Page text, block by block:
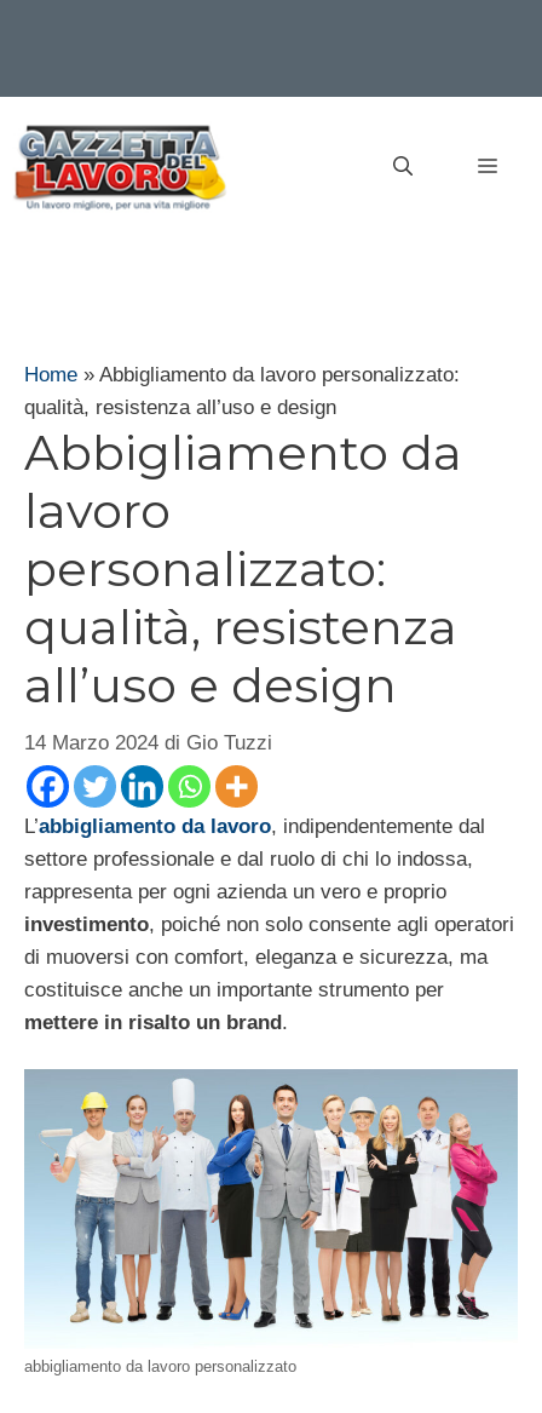
contenuto
Home » Abbigliamento da lavoro personalizzato:
qualità, resistenza all’uso e design
Abbigliamento da
lavoro
personalizzato:
qualità, resistenza
all’uso e design
14 Marzo 2024 di Gio Tuzzi
L’abbigliamento da lavoro, indipendentemente dal
settore professionale e dal ruolo di chi lo indossa,
rappresenta per ogni azienda un vero e proprio
investimento, poiché non solo consente agli operatori
di muoversi con comfort, eleganza e sicurezza, ma
costituisce anche un importante strumento per
mettere in risalto un brand.
abbigliamento da lavoro personalizzato